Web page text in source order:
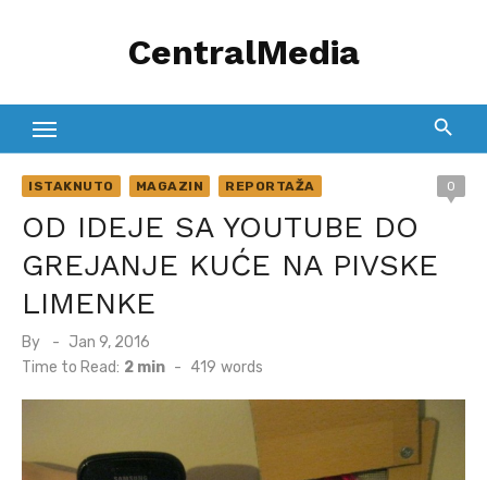
CentralMedia
ISTAKNUTO MAGAZIN REPORTAŽA 0
OD IDEJE SA YOUTUBE DO
GREJANJE KUĆE NA PIVSKE
LIMENKE
By
Posted
on
Jan 9, 2016
Time to Read: 2 min - 419 words